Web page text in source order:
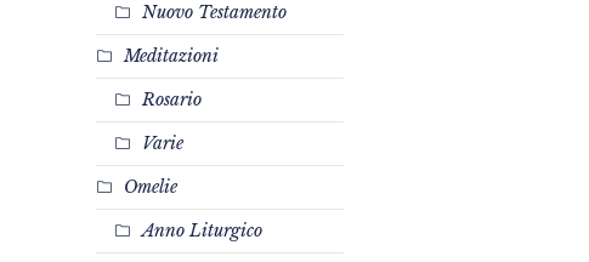
Nuovo Testamento
Meditazioni
Rosario
Varie
Omelie
Anno Liturgico